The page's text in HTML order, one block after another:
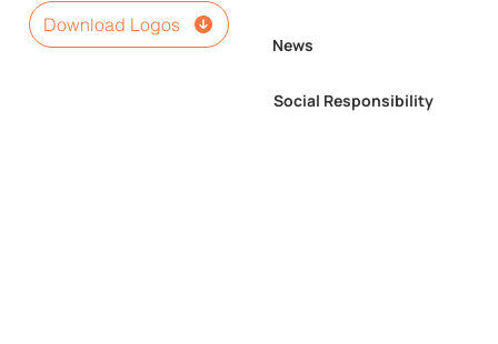
Download Logos
News
Social Responsibility